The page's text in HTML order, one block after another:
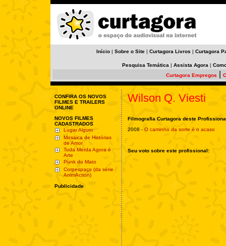
Início | Sobre o Site | Curtagora Livros | Curtagora
Pesquisa Temática | Assista Agora |
Curtagora Empregos
CONFIRA OS NOVOS
FILMES E TRAILERS
ONLINE
NOVOS FILMES
CADASTRADOS
Lugar Algum
Mosaica de Histórias
de Amor
Toda Merda Agora é
Arte
Punk do Mato
Corpespaço (da série
AnimAction)
Publicidade
Wilson Q. Viesti
Filmografia Curtagora deste
2008 - O caminho da sorte é o acaso
Seu voto sobre este profissional: